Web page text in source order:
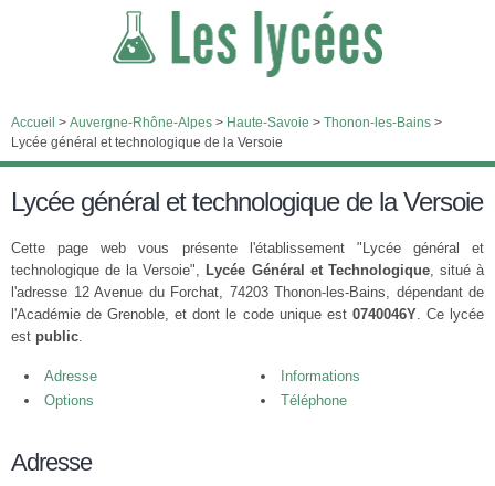
Accueil > Auvergne-Rhône-Alpes > Haute-Savoie > Thonon-les-Bains >
Lycée général et technologique de la Versoie
Lycée général et technologique de la Versoie
Cette page web vous présente l'établissement "Lycée général et
technologique de la Versoie", Lycée Général et Technologique, situé à
l'adresse 12 Avenue du Forchat, 74203 Thonon-les-Bains, dépendant de
l'Académie de Grenoble, et dont le code unique est 0740046Y. Ce lycée
est public.
Adresse
Informations
Options
Téléphone
Adresse